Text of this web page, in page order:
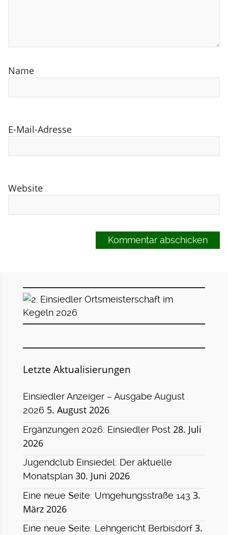
Name
E-Mail-Adresse
Website
Letzte Aktualisierungen
Einsiedler Anzeiger – Ausgabe August
2026 5. August 2026
Ergänzungen 2026: Einsiedler Post 28. Juli
2026
Jugendclub Einsiedel: Der aktuelle
Monatsplan 30. Juni 2026
Eine neue Seite: Umgehungsstraße 143 3.
März 2026
Eine neue Seite: Lehngericht Berbisdorf 3.